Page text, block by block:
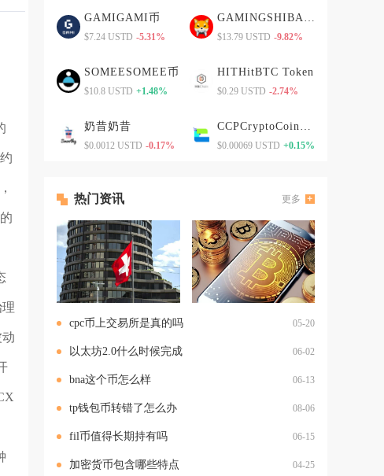
GAMIGAMI币
$7.24 USTD -5.31%
GAMINGSHIBAGAMINGSHIBA币
$13.79 USTD -9.82%
SOMEESOMEE币
$10.8 USTD +1.48%
HITHitBTC Token
$0.29 USTD -2.74%
奶昔奶昔
$0.0012 USTD -0.17%
CCPCryptoCoinPay
$0.00069 USTD +0.15%
热门资讯 更多
cpc币上交易所是真的吗 05-20
以太坊2.0什么时候完成 06-02
bna这个币怎么样 06-13
tp钱包币转错了怎么办 08-06
fil币值得长期持有吗 06-15
加密货币包含哪些特点 04-25